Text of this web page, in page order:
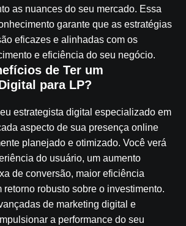
as nuances do seu mercado. Essa
garante que as estratégias
eficazes e alinhadas com os
e eficiência do seu negócio.
de Ter um
para LP?
estrategista digital especializado em
aspecto de sua presença online
planejado e otimizado. Você verá
do usuário, um aumento
de conversão, maior eficiência
retorno robusto sobre o investimento.
de marketing digital e
a performance do seu